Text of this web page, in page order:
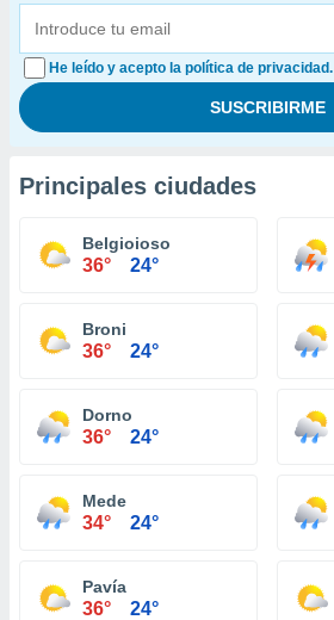
He leído y acepto la política de privacidad.
Principales ciudades
Belgioioso
36° 24°
Broni
36° 24°
Dorno
36° 24°
Mede
34° 24°
Pavía
36° 24°